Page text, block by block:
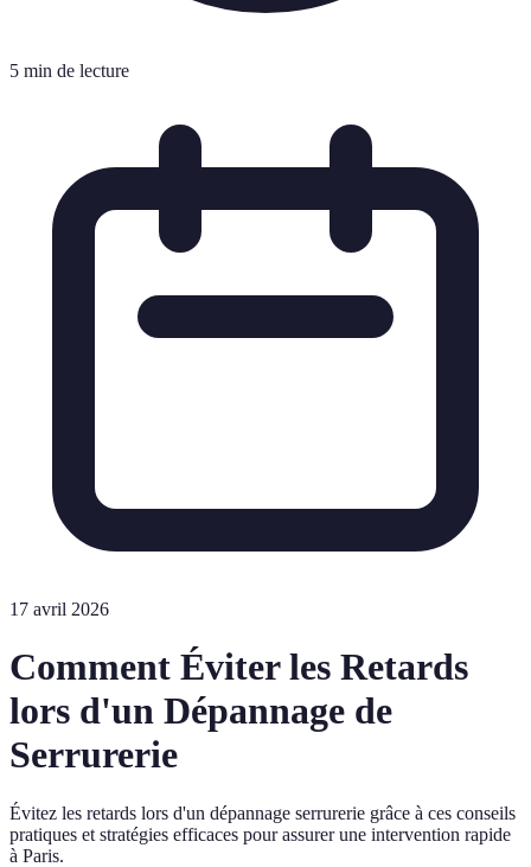
5 min de lecture
17 avril 2026
Comment Éviter les Retards
lors d'un Dépannage de
Serrurerie
Évitez les retards lors d'un dépannage serrurerie grâce à ces conseils
pratiques et stratégies efficaces pour assurer une intervention rapide
à Paris.